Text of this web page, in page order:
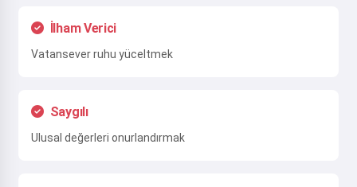
İlham Verici
Vatansever ruhu yüceltmek
Saygılı
Ulusal değerleri onurlandırmak